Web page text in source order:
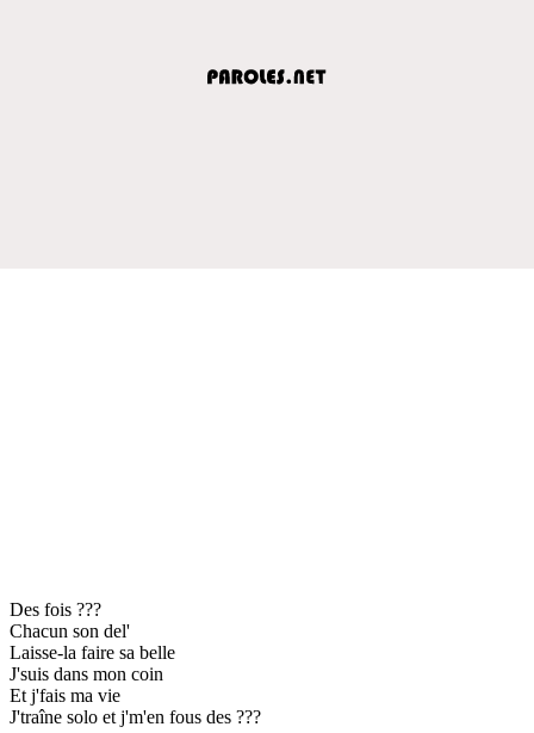
Des fois ???
Chacun son del'
Laisse-la faire sa belle
J'suis dans mon coin
Et j'fais ma vie
J'traîne solo et j'm'en fous des ???